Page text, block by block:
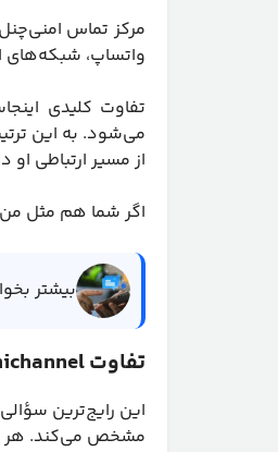
مرکز تماس
واتساپ، شبکه‌های
تفاوت کلیدی
از مسیر ارتباطی او
اگر شما هم مثل من
بیشتر
تفاوت Omnichannel و Multi-Channel چیست؟
این رایج‌ترین
مشخص می‌کند. هر